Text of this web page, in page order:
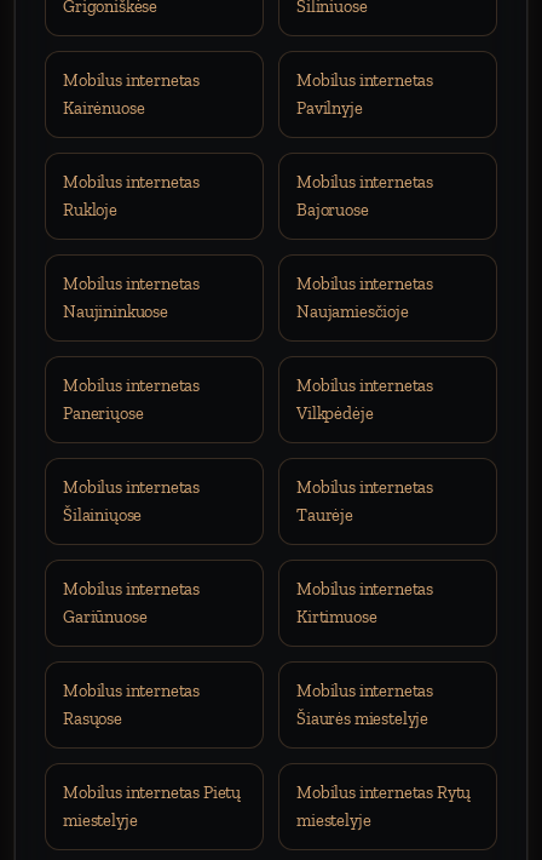
Grigoniškėse Šiliniuose
Mobilus internetas
Kairėnuose
Mobilus internetas
Pavilnyje
Mobilus internetas
Rukloje
Mobilus internetas
Bajoruose
Mobilus internetas
Naujininkuose
Mobilus internetas
Naujamiesčioje
Mobilus internetas
Paneriųose
Mobilus internetas
Vilkpėdėje
Mobilus internetas
Šilainiųose
Mobilus internetas
Taurėje
Mobilus internetas
Gariūnuose
Mobilus internetas
Kirtimuose
Mobilus internetas
Rasųose
Mobilus internetas
Šiaurės miestelyje
Mobilus internetas Pietų
miestelyje
Mobilus internetas Rytų
miestelyje